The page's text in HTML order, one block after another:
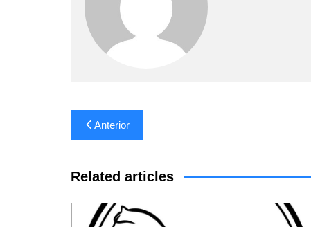
Navegación
de
entradas
Anterior
Related articles